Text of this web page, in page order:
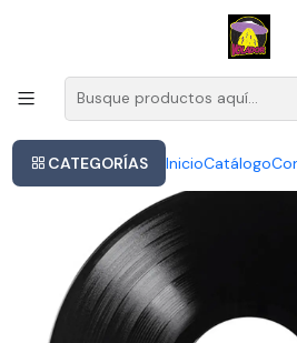
CATEGORÍAS InicioCatálogo
Este es el texto del slide
- Coliumo- Vinilo Versión Edición
Daam